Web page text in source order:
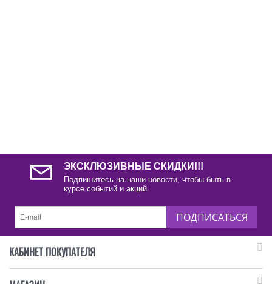
ЭКСКЛЮЗИВНЫЕ СКИДКИ!!!
Подпишитесь на наши новости, чтобы быть в
курсе событий и акций.
ПОДПИСАТЬСЯ
КАБИНЕТ ПОКУПАТЕЛЯ